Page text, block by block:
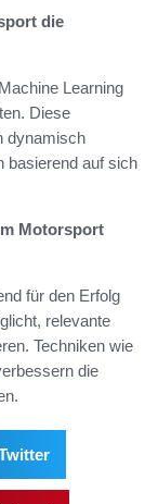
die
Learning
Diese
dynamisch
basierend auf sich
Motorsport
für den Erfolg
relevante
Techniken wie
die